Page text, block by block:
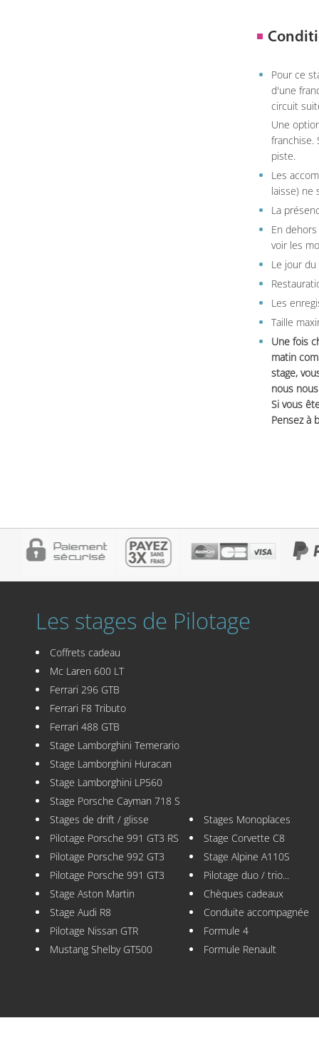
Pour ce
d'une
circuit
Une
franchise.
piste.
Les
laisse) ne
La
En
voir les
Le jour
Les
Taille
Une fois
matin
stage,
nous
Si vous
Pensez à
Les stages de Pilotage
Coffrets cadeau
Mc Laren 600 LT
Ferrari 296 GTB
Ferrari F8 Tributo
Ferrari 488 GTB
Stage Lamborghini Temerario
Stage Lamborghini Huracan
Stage Lamborghini LP560
Stage Porsche Cayman 718 S
Stages de drift / glisse
Pilotage Porsche 991 GT3 RS
Pilotage Porsche 992 GT3
Pilotage Porsche 991 GT3
Stage Aston Martin
Stage Audi R8
Pilotage Nissan GTR
Mustang Shelby GT500
Stages Monoplaces
Stage Corvette C8
Stage Alpine A110S
Pilotage duo / trio...
Chèques cadeaux
Conduite accompagnée
Formule 4
Formule Renault